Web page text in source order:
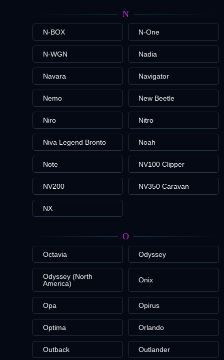
N
N-BOX N-One
N-WGN Nadia
Navara Navigator
Nemo New Beetle
Niro Nitro
Niva Legend Bronto Noah
Note NV100 Clipper
NV200 NV350 Caravan
NX
O
Octavia Odyssey
Odyssey (North
America)
Onix
Opa Opirus
Optima Orlando
Outback Outlander